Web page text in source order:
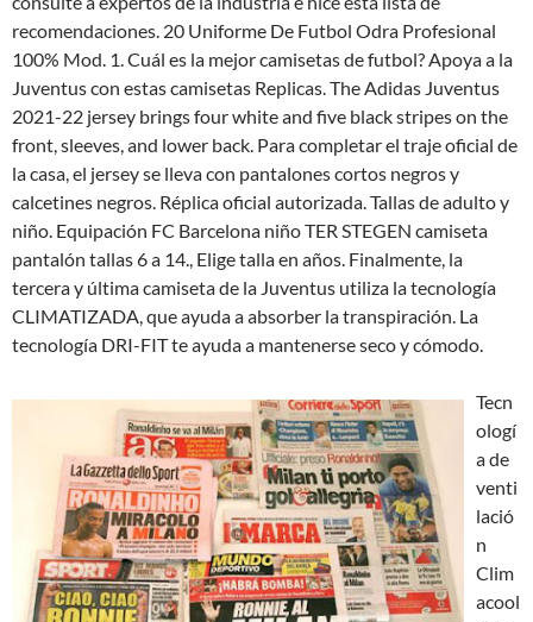
recomendaciones. 20 Uniforme De Futbol Odra Profesional
100% Mod. 1. Cuál es la mejor camisetas de futbol? Apoya a la
Juventus con estas camisetas Replicas. The Adidas Juventus
2021-22 jersey brings four white and five black stripes on the
front, sleeves, and lower back. Para completar el traje oficial de
la casa, el jersey se lleva con pantalones cortos negros y
calcetines negros. Réplica oficial autorizada. Tallas de adulto y
niño. Equipación FC Barcelona niño TER STEGEN camiseta
pantalón tallas 6 a 14., Elige talla en años. Finalmente, la
tercera y última camiseta de la Juventus utiliza la tecnología
CLIMATIZADA, que ayuda a absorber la transpiración. La
tecnología DRI-FIT te ayuda a mantenerse seco y cómodo.
Tecn
ologí
a de
venti
lació
n
Clim
acool